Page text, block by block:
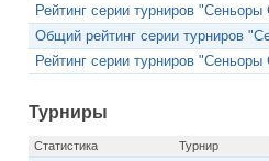
Рейтинг серии турниров "Сеньоры
Общий рейтинг серии турниров
Рейтинг серии турниров "Сеньоры
Турниры
Статистика Турнир